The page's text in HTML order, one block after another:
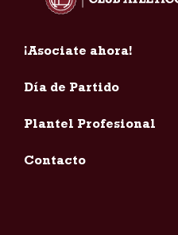
¡Asociate ahora!
Día de Partido
Plantel Profesional
Contacto